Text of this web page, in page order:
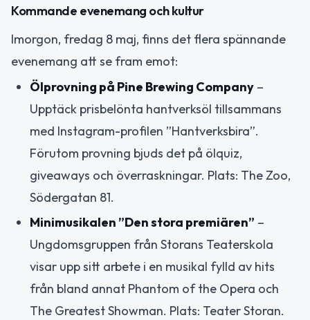
Kommande evenemang och kultur
Imorgon, fredag 8 maj, finns det flera spännande
evenemang att se fram emot:
Ölprovning på Pine Brewing Company –
Upptäck prisbelönta hantverksöl tillsammans
med Instagram-profilen ”Hantverksbira”.
Förutom provning bjuds det på ölquiz,
giveaways och överraskningar. Plats: The Zoo,
Södergatan 81.
Minimusikalen ”Den stora premiären” –
Ungdomsgruppen från Storans Teaterskola
visar upp sitt arbete i en musikal fylld av hits
från bland annat Phantom of the Opera och
The Greatest Showman. Plats: Teater Storan.